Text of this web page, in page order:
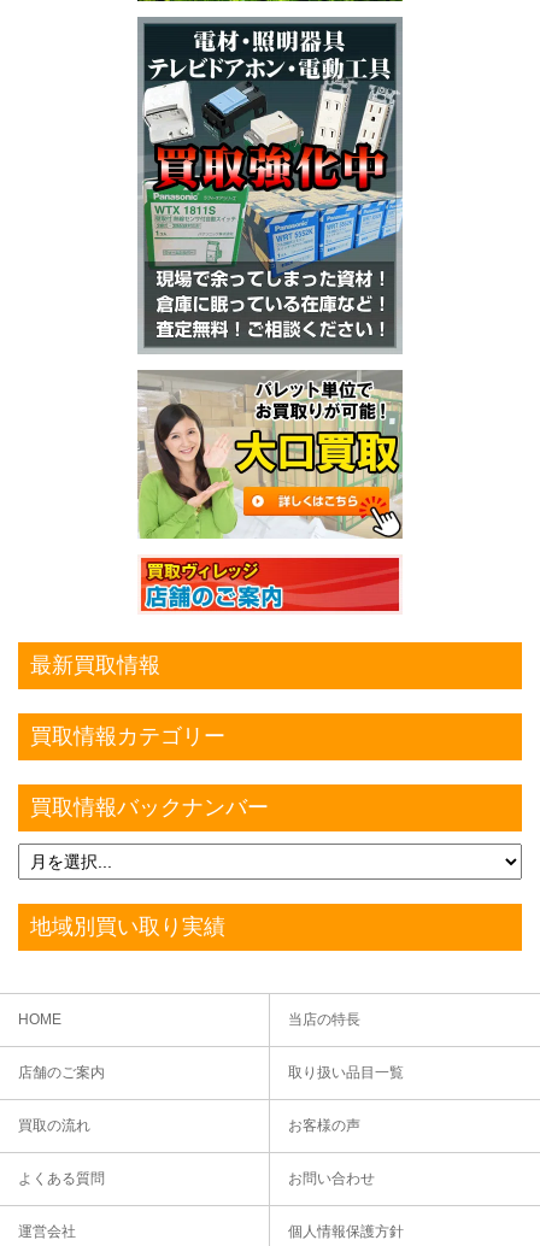
最新買取情報
買取情報カテゴリー
買取情報バックナンバー
地域別買い取り実績
HOME 当店の特長
店舗のご案内 取り扱い品目一覧
買取の流れ お客様の声
よくある質問 お問い合わせ
運営会社 個人情報保護方針